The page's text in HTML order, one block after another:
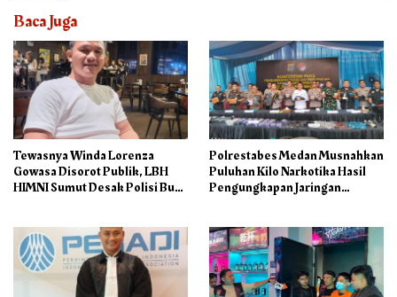
Baca Juga
Tewasnya Winda Lorenza
Gowasa Disorot Publik, LBH
HIMNI Sumut Desak Polisi Buka
Polrestabes Medan Musnahkan
Puluhan Kilo Narkotika Hasil
Pengungkapan Jaringan